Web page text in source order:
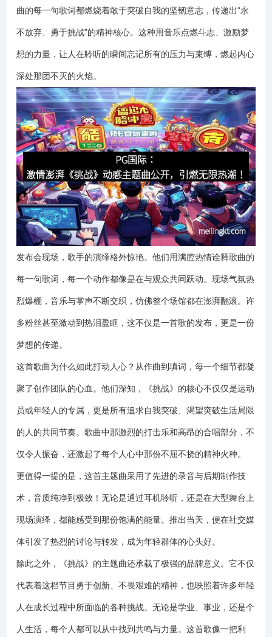
曲的每一句歌词都燃烧着敢于突破自我的坚韧意志，传递出“永
不放弃、勇于挑战”的精神核心。这种用音乐点燃斗志、激励梦
想的力量，让人在聆听的瞬间忘记所有的压力与束缚，燃起内心
深处那团不灭的火焰。
发布会现场，歌手的演绎格外惊艳。他们用满腔热情诠释歌曲的
每一句歌词，每一个动作都像是在与观众共同跃动。现场气氛热
烈爆棚，音乐与掌声不断交织，仿佛整个场馆都在澎湃翻滚。许
多粉丝甚至激动到热泪盈眶，这不仅是一首歌的发布，更是一份
梦想的传递。
这首歌曲为什么如此打动人心？从作曲到填词，每一个细节都凝
聚了创作团队的心血。他们深知，《挑战》的核心不仅仅是运动
员或年轻人的专属，更是所有追求自我突破、渴望突破生活局限
的人的共同节奏。歌曲中那激烈的打击乐和高昂的合唱部分，不
仅令人振奋，还激起了每个人心中那份不屈不挠的精神火种。
更值得一提的是，这首主题曲采用了先进的录音与后期制作技
术，音质纯净到极致！无论是通过耳机聆听，还是在大型舞台上
现场演绎，都能感受到那份饱满的能量。推出当天，便在社交媒
体引发了热烈的讨论与转发，成为年轻群体的心头好。
除此之外，《挑战》的主题曲还承载了极强的品牌意义。它不仅
代表着这档节目勇于创新、不畏艰难的精神，也映照着许多年轻
人在成长过程中所面临的各种挑战。无论是学业、事业，还是个
人生活，每个人都可以从中找到共鸣与力量。这首歌像一把利